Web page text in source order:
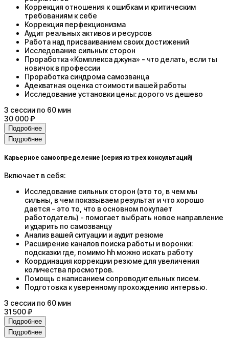
Коррекция отношения к ошибкам и критическим
требованиям к себе
Коррекция перфекционизма
Аудит реальных активов и ресурсов
Работа над присваиванием своих достижений
Исследование сильных сторон
Проработка «Комплекса джуна» - что делать, если ты
новичок в профессии
Проработка синдрома самозванца
Адекватная оценка стоимости вашей работы
Исследование установки цены: дорого vs дешево
3 сессии по 60 мин
30 000 ₽
Подробнее
Подробнее
Карьерное самоопределение (серия из трех консультаций)
Включает в себя:
Исследование сильных сторон (это то, в чем мы
сильны, в чем показываем результат и что хорошо
дается - это то, что в основном покупает
работодатель) - помогает выбрать новое направление
и ударить по самозванцу
Анализ вашей ситуации и аудит резюме
Расширение каналов поиска работы и воронки:
подсказки где, помимо hh можно искать работу
Координация коррекции резюме для увеличения
количества просмотров.
Помощь с написанием сопроводительных писем.
Подготовка к уверенному прохождению интервью.
3 сессии по 60 мин
31 500 ₽
Подробнее
Подробнее